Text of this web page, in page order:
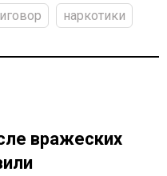
наркотики
вражеских